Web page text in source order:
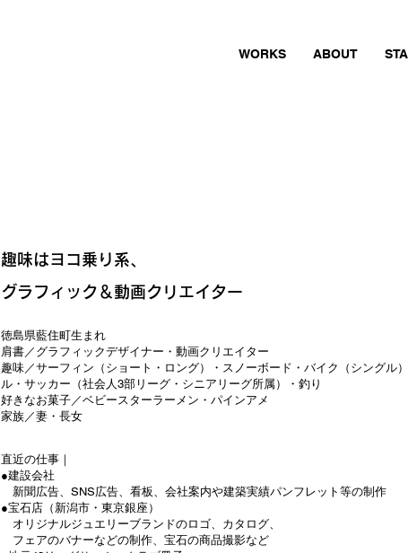
WORKS ABOUT
趣味はヨコ乗り系、
グラフィック＆動画クリエイター
徳島県藍住町生まれ
肩書／グラフィックデザイナー・動画クリエイター
趣味／サーフィン（ショート・ロング）・スノーボード・バイク（シングル
ル・サッカー（社会人3部リーグ・シニアリーグ所属）・釣り
好きなお菓子／ベビースターラーメン・パインアメ
家族／妻・長女
直近の仕事｜
●建設会社
新聞広告、SNS広告、看板、会社案内や建築実績パンフレット等の制作
●宝石店（新潟市・東京銀座）
オリジナルジュエリーブランドのロゴ、カタログ、
フェアのバナーなどの制作、宝石の商品撮影など